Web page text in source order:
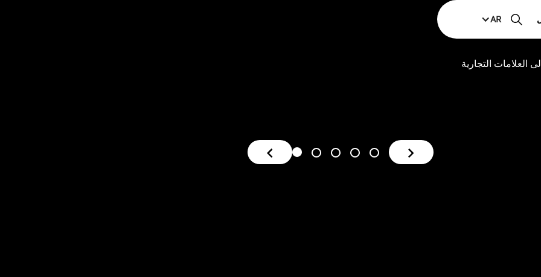
AR
العلامات التجارية